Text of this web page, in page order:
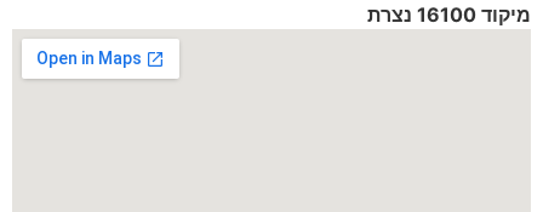
מיקוד 16100 נצרת